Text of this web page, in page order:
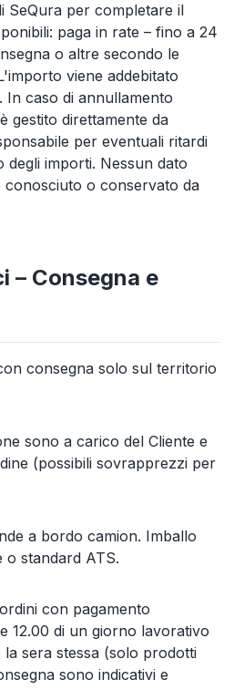
SeQura per completare il
paga in rate – fino a 24
o altre secondo le
viene addebitato
In caso di annullamento
gestito direttamente da
per eventuali ritardi
importi. Nessun dato
conosciuto o conservato da
– Consegna e
consegna solo sul territorio
sono a carico del Cliente e
(possibili sovrapprezzi per
a bordo camion. Imballo
standard ATS.
con pagamento
12.00 di un giorno lavorativo
sera stessa (solo prodotti
sono indicativi e